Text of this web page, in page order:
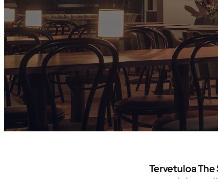
Tervetuloa